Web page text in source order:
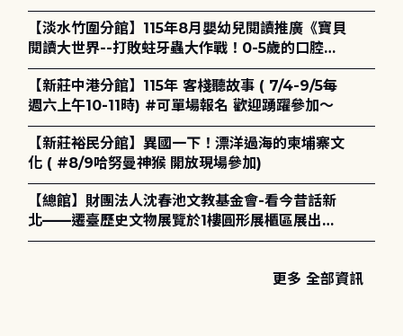
電章魚》
【淡水竹圍分館】115年8月嬰幼兒閱讀推廣《寶貝
閱讀大世界--打敗蛀牙蟲大作戰！0-5歲的口腔照
護全攻略》
【新莊中港分館】115年 客棧聽故事 ( 7/4-9/5每
週六上午10-11時) #可單場報名 歡迎踴躍參加～
【新莊裕民分館】異國一下！漂洋過海的柬埔寨文
化 ( #8/9哈努曼神猴 開放現場參加)
【總館】財團法人沈春池文教基金會-看今昔話新
北——遷臺歷史文物展覽於1樓圓形展櫃區展出，
歡迎一同觀展！
更多 全部資訊